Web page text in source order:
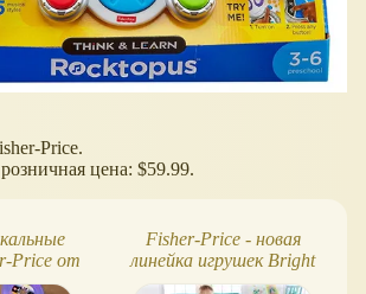
Price.
цена: $59.99.
Price от
Fisher-Price - новая
линейка игрушек Bright
Beats